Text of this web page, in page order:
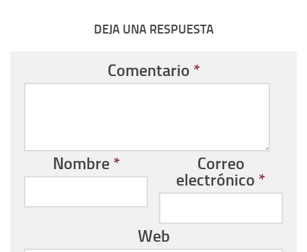
DEJA UNA RESPUESTA
Comentario *
Nombre *
Correo
electrónico *
Web